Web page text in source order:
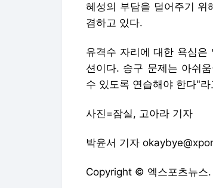
혜성의 부담을 덜어주기
겸하고 있다.
유격수 자리에 대한 욕심은
션이다. 송구 문제는 아쉬
수 있도록 연습해야 한다"
사진=잠실, 고아라 기자
박윤서 기자
Copyright © 엑스포츠뉴스.